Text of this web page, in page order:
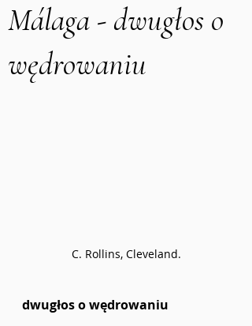
Málaga - dwugłos o
wędrowaniu
C. Rollins, Cleveland.
dwugłos o wędrowaniu